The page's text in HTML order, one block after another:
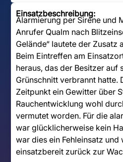
Einsatzbeschreibung:
Alarmierung per Sirene und
Anrufer Qualm nach
Gelände“ lautete der Zusatz
Beim Eintreffen am
heraus, das der Besitzer auf
Grünschnitt verbrannt hatte.
Zeitpunkt ein Gewitter über
Rauchentwicklung wohl
vermutet worden. Für die
war glücklicherweise kein
war dies ein Fehleinsatz
einsatzbereit zurück zur